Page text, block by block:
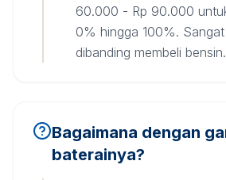
60.000 - Rp 90.000
0% hingga 100%.
dibanding membeli bensin.
Bagaimana dengan
baterainya?